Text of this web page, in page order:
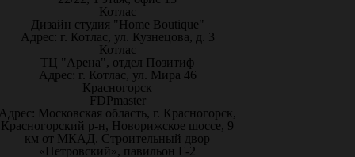
Котлас
Дизайн студия "Home Boutique"
Адрес: г. Котлас, ул. Кузнецова, д. 3
Котлас
ТЦ "Арена", отдел Позитиф
Адрес: г. Котлас, ул. Мира 46
Красногорск
FDPmaster
Московская область, г. Красногорск,
Красногорский р-н, Новорижское шоссе, 9
км от МКАД. Строительный двор
«Петровский», павильон Г-2